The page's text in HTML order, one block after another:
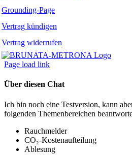
Grounding-Page
Vertrag kündigen
Vertrag widerrufen
Page load link
Über diesen Chat
Ich bin noch eine Testversion, kann
folgenden Themenbereichen
Rauchmelder
CO₂-Kostenaufteilung
Ablesung